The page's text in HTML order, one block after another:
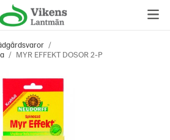
/
/ MYR EFFEKT DOSOR 2-P